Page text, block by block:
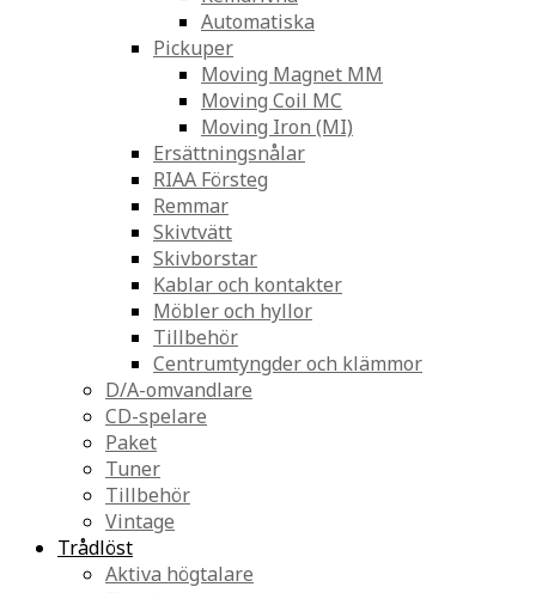
Automatiska
Pickuper
Moving Magnet MM
Moving Coil MC
Moving Iron (MI)
Ersättningsnålar
RIAA Försteg
Remmar
Skivtvätt
Skivborstar
Kablar och kontakter
Möbler och hyllor
Tillbehör
Centrumtyngder och klämmor
D/A-omvandlare
CD-spelare
Paket
Tuner
Tillbehör
Vintage
Trådlöst
Aktiva högtalare